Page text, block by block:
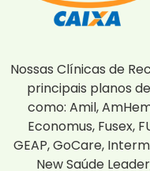
Nossas Clínicas de
principais planos
como: Amil,
Economus, Fusex,
GEAP, GoCare,
New Saúde